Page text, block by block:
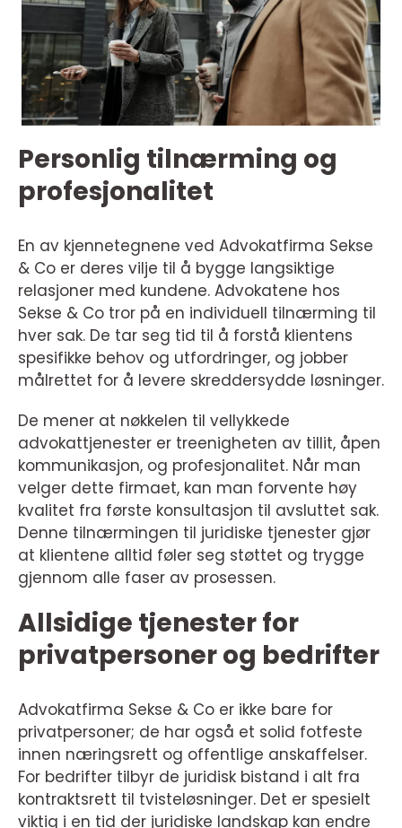
Personlig tilnærming og
profesjonalitet
En av kjennetegnene ved Advokatfirma Sekse
& Co er deres vilje til å bygge langsiktige
relasjoner med kundene. Advokatene hos
Sekse & Co tror på en individuell tilnærming til
hver sak. De tar seg tid til å forstå klientens
spesifikke behov og utfordringer, og jobber
målrettet for å levere skreddersydde løsninger.
De mener at nøkkelen til vellykkede
advokattjenester er treenigheten av tillit, åpen
kommunikasjon, og profesjonalitet. Når man
velger dette firmaet, kan man forvente høy
kvalitet fra første konsultasjon til avsluttet sak.
Denne tilnærmingen til juridiske tjenester gjør
at klientene alltid føler seg støttet og trygge
gjennom alle faser av prosessen.
Allsidige tjenester for
privatpersoner og bedrifter
Advokatfirma Sekse & Co er ikke bare for
privatpersoner; de har også et solid fotfeste
innen næringsrett og offentlige anskaffelser.
For bedrifter tilbyr de juridisk bistand i alt fra
kontraktsrett til tvisteløsninger. Det er spesielt
viktig i en tid der juridiske landskap kan endre